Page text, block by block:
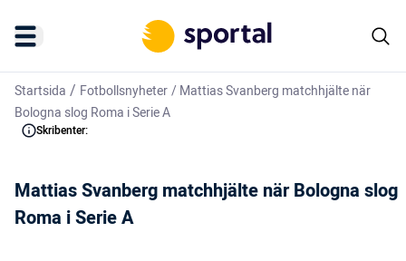
Startsida / Fotbollsnyheter/Mattias Svanberg matchhjälte när
Bologna slog Roma i Serie A
Skribenter:
Mattias Svanberg matchhjälte när Bologna slog
Roma i Serie A